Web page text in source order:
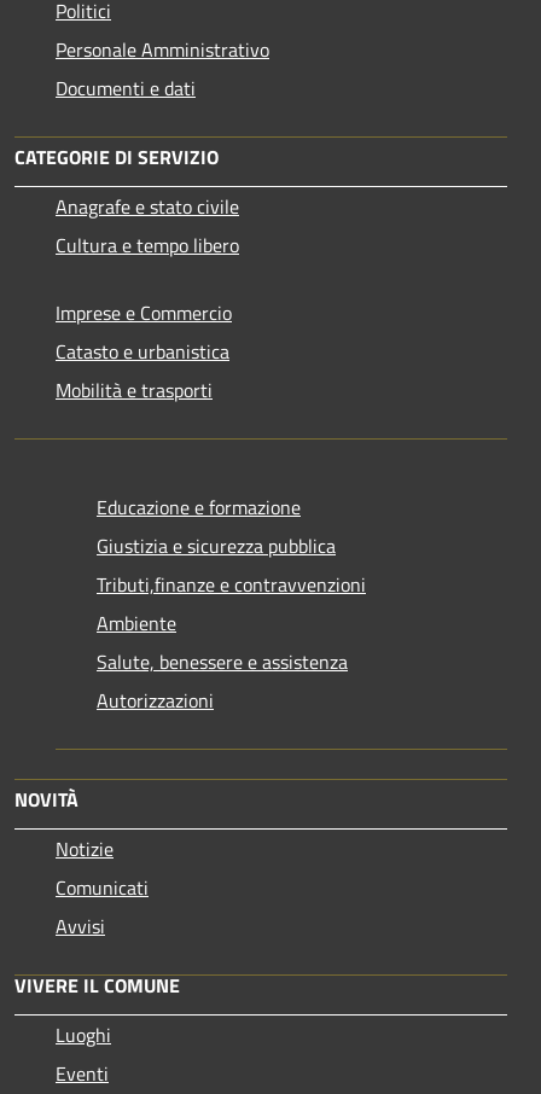
Politici
Personale Amministrativo
Documenti e dati
CATEGORIE DI SERVIZIO
Anagrafe e stato civile
Cultura e tempo libero
Imprese e Commercio
Catasto e urbanistica
Mobilità e trasporti
Educazione e formazione
Giustizia e sicurezza pubblica
Tributi,finanze e contravvenzioni
Ambiente
Salute, benessere e assistenza
Autorizzazioni
NOVITÀ
Notizie
Comunicati
Avvisi
VIVERE IL COMUNE
Luoghi
Eventi